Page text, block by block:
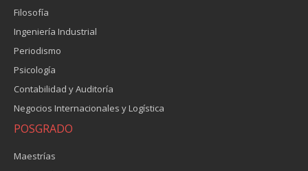
Filosofía
Ingeniería Industrial
Periodismo
Psicología
Contabilidad y Auditoría
Negocios Internacionales y Logística
POSGRADO
Maestrías